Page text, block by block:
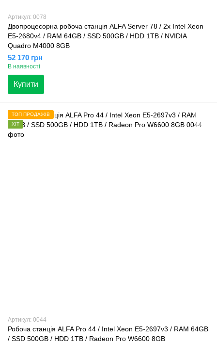
Артикул: 0078
Двопроцесорна робоча станція ALFA Server 78 / 2x Intel Xeon
E5-2680v4 / RAM 64GB / SSD 500GB / HDD 1TB / NVIDIA
Quadro M4000 8GB
52 170 грн
В наявності
Купити
ТОП ПРОДАЖІВ
ХІТ
Артикул: 0044
Робоча станція ALFA Pro 44 / Intel Xeon E5-2697v3 / RAM 64GB
/ SSD 500GB / HDD 1TB / Radeon Pro W6600 8GB